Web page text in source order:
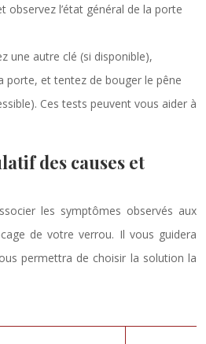
observez l’état général de la porte
une autre clé (si disponible),
porte, et tentez de bouger le pêne
Ces tests peuvent vous aider à
des causes et
les symptômes observés aux
de votre verrou. Il vous guidera
permettra de choisir la solution la